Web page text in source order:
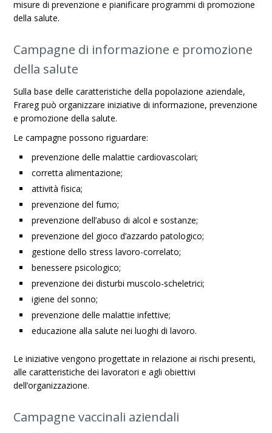
misure di prevenzione e pianificare programmi di promozione
della salute.
Campagne di informazione e promozione
della salute
Sulla base delle caratteristiche della popolazione aziendale,
Frareg può organizzare iniziative di informazione, prevenzione
e promozione della salute.
Le campagne possono riguardare:
prevenzione delle malattie cardiovascolari;
corretta alimentazione;
attività fisica;
prevenzione del fumo;
prevenzione dell’abuso di alcol e sostanze;
prevenzione del gioco d’azzardo patologico;
gestione dello stress lavoro-correlato;
benessere psicologico;
prevenzione dei disturbi muscolo-scheletrici;
igiene del sonno;
prevenzione delle malattie infettive;
educazione alla salute nei luoghi di lavoro.
Le iniziative vengono progettate in relazione ai rischi presenti,
alle caratteristiche dei lavoratori e agli obiettivi
dell’organizzazione.
Campagne vaccinali aziendali